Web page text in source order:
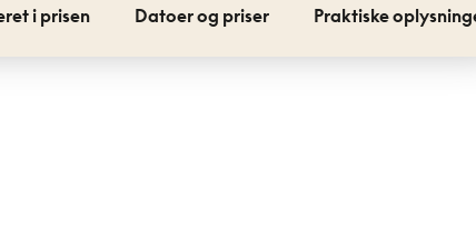
i prisen Datoer og priser Praktiske